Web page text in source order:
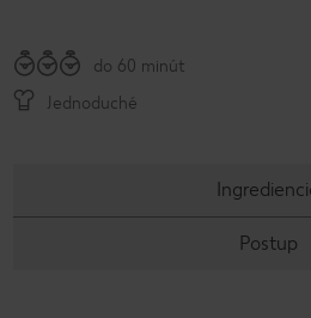
do 60 minút
Jednoduché
Postup